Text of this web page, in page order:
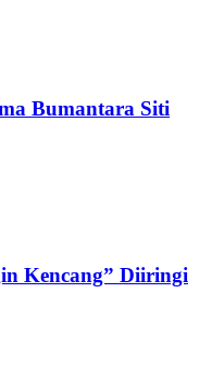
Bumantara Siti
Kencang” Diiringi